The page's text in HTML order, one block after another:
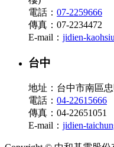
電話： 07-2259666
傳真：07-2234472
E-mail： jidien-
台中
地址：台中市南區
電話： 04-22615666
傳真：04-22651051
E-mail： jidien-